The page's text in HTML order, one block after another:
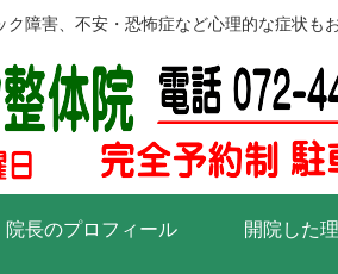
ク障害、不安・恐怖症など心理的な症状も
院長のプロフィール 開院した